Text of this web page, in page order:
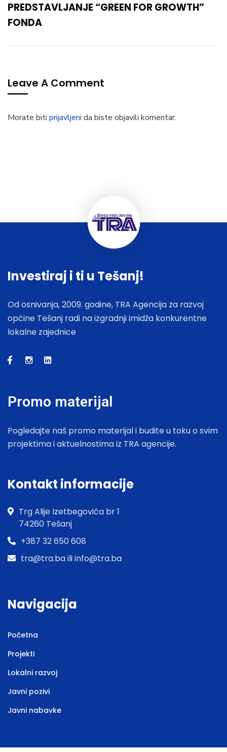
PREDSTAVLJANJE “GREEN FOR GROWTH”
FONDA
Leave A Comment
Morate biti prijavljeni da biste objavili komentar.
Investiraj i ti u Tešanj!
Od osnivanja, 2009. godine, TRA Agencija za razvoj
općine Tešanj radi na izgradnji imidža konkurentne
lokalne zajednice
Promo materijal
Pogledajte naš promo materijal i budite u toku o svim
projektima i aktuelnostima iz TRA agencije.
Kontakt informacije
Trg Alije Izetbegovića br 1
74260 Tešanj
+387 32 650 608
tra@tra.ba ili info@tra.ba
Navigacija
Početna
Projekti
Lokalni razvoj
Javni pozivi
Javni nabavke